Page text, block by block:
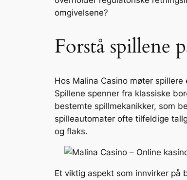
omgivelsene?
Forstå spillene
Hos Malina Casino møter
Spillene spenner fra klassiske
bestemte spillmekanikker, som
spilleautomater ofte tilfeldige
og flaks.
Et viktig aspekt som innvirker på